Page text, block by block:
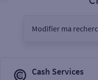
Modifier ma
Cash Services